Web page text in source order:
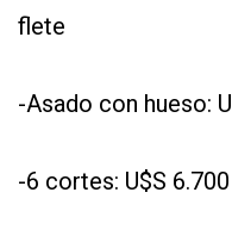
flete
-Asado con hueso:
-6 cortes: U$S